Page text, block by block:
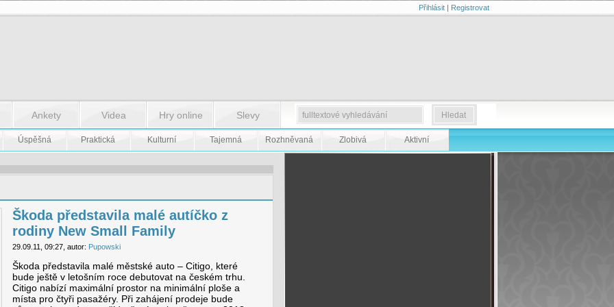
Přihlásit| Registrovat
Ankety Videa Hry online Slevy
Úspěšná Praktická Kulturní Tajemná Rozhněvaná Zlobivá Aktivní
Škoda představila malé autíčko z
rodiny New Small Family
29.09.11, 09:27, autor: Pupowski
Škoda představila malé městské auto – Citigo, které
bude ještě v letošním roce debutovat na českém trhu.
Citigo nabízí maximální prostor na minimální ploše a
místa pro čtyři pasažéry. Při zahájení prodeje bude